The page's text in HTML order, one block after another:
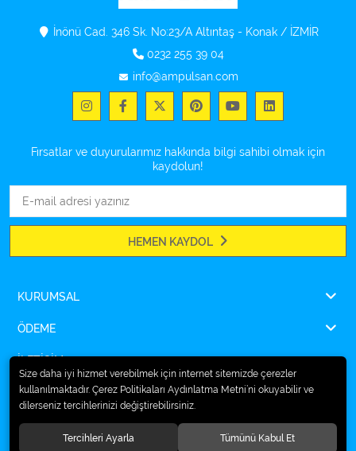
İnönü Cad. 346 Sk. No:23/A Altıntaş - Konak / İZMİR
0232 255 39 04
info@ampulsan.com
Fırsatlar ve duyurularımız hakkında bilgi sahibi olmak için
kaydolun!
HEMEN KAYDOL
KURUMSAL
ÖDEME
İLETİŞİM
© 2026Ampulsan®. Tüm hakları saklıdır.
Size daha iyi hizmet verebilmek için internet sitemizde çerezler
kullanılmaktadır. Çerez Politikaları Aydınlatma Metni’ni okuyabilir ve
dilerseniz tercihlerinizi değiştirebilirsiniz.
Tercihleri Ayarla Tümünü Kabul Et